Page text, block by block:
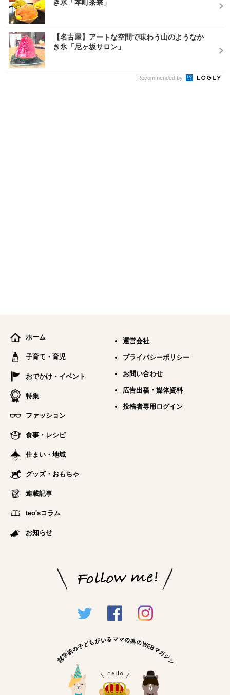
き氷「本町茶寮」
【名古屋】アートな空間で味わう山のようなか
き氷「尼ヶ坂サロン」
Recommended by
ホーム
子育て・育児
おでかけ・イベント
特集
ファッション
食事・レシピ
住まい・地域
グッズ・おもちゃ
連載記事
teo'sコラム
お知らせ
運営会社
プライバシーポリシー
お問い合わせ
広告出稿・媒体資料
投稿者専用ログイン